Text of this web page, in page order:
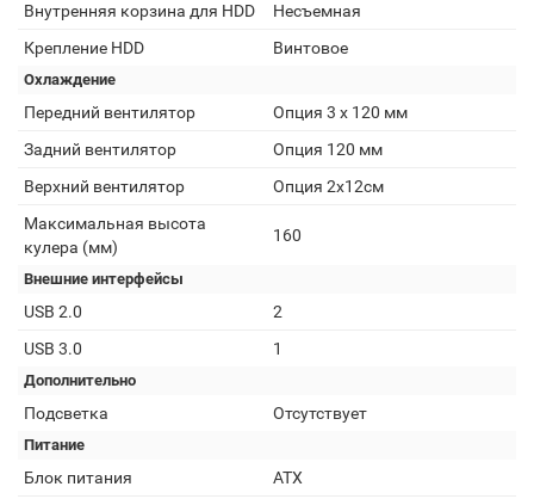
Внутренняя корзина для HDD
Несъемная
Крепление HDD
Винтовое
Охлаждение
Передний вентилятор
Опция 3 х 120 мм
Задний вентилятор
Опция 120 мм
Верхний вентилятор
Опция 2x12см
Максимальная высота
кулера (мм)
160
Внешние интерфейсы
USB 2.0
2
USB 3.0
1
Дополнительно
Подсветка Отсутствует
Питание
Блок питания
ATX